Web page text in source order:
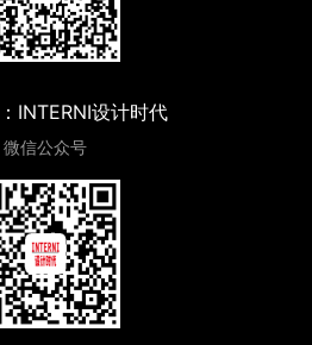
INTERNI设计时代
微信公众号